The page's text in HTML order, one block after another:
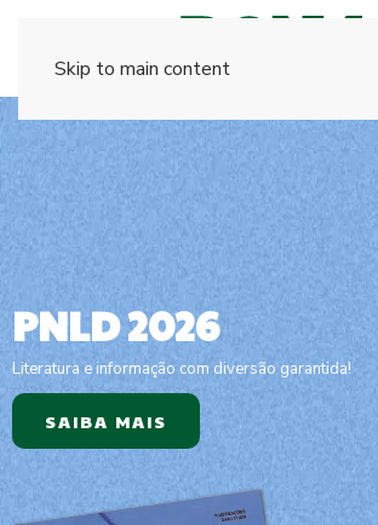
Skip to main content
PNLD2026
Literatura e informação com diversão garantida!
SAIBA MAIS